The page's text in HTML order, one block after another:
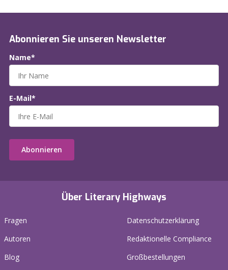
Über Literary Highways
Fragen
Autoren
Blog
Datenschutzerklärung
Redaktionelle Compliance
Großbestellungen
Abonnieren Sie unseren Newsletter
Name*
E-Mail*
Abonnieren